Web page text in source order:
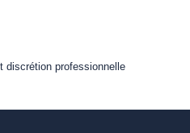
discrétion professionnelle